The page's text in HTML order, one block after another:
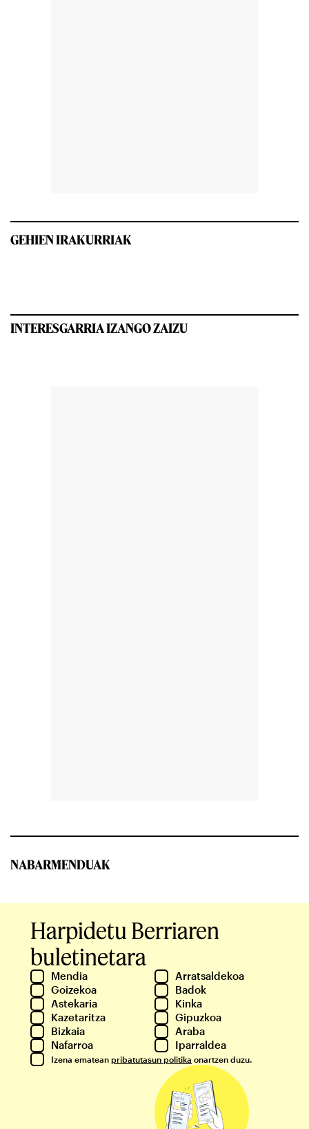
GEHIEN IRAKURRIAK
INTERESGARRIA IZANGO ZAIZU
NABARMENDUAK
Harpidetu Berriaren
buletinetara
Mendia
Arratsaldekoa
Goizekoa
Badok
Astekaria
Kinka
Kazetaritza
Gipuzkoa
Bizkaia
Araba
Nafarroa
Iparraldea
Izena ematean pribatutasun politika onartzen duzu.